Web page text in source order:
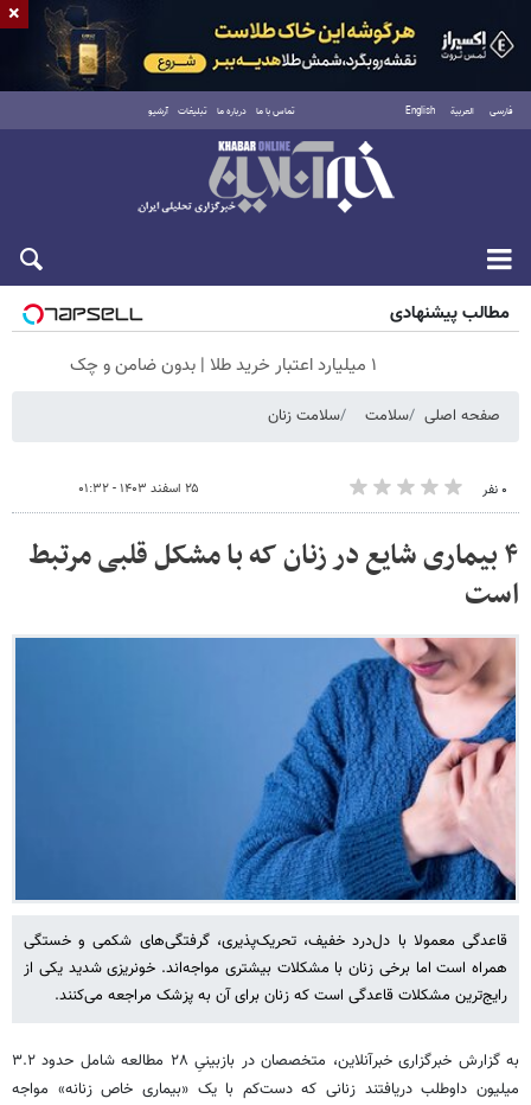
فارسی العربية English تماس با ما درباره ما تبلیغات آرشیو
شنبه ۱۷ مرداد ۱۴۰۵
مطالب پیشنهادی
۱ میلیارد اعتبار خرید طلا | بدون ضامن و چک
صفحه اصلی سلامت سلامت زنان
۰ نفر ۲۵ اسفند ۱۴۰۳ - ۰۱:۳۲
۴ بیماری شایع در زنان که با مشکل قلبی مرتبط
است
قاعدگی معمولا با دل‌درد خفیف، تحریک‌پذیری، گرفتگی‌های شکمی و خستگی
همراه است اما برخی زنان با مشکلات بیشتری مواجه‌اند. خونریزی شدید یکی از
رایج‌ترین مشکلات قاعدگی است که زنان برای آن به پزشک مراجعه می‌کنند.
به گزارش خبرگزاری خبرآنلاین، متخصصان در بازبینیِ ۲۸ مطالعه شامل حدود ۳.۲
میلیون داوطلب دریافتند زنانی که دست‌کم با یک «بیماری خاص زنانه» مواجه
×